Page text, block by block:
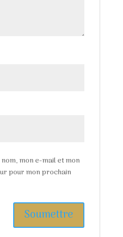
mon e-mail et mon
pour mon prochain